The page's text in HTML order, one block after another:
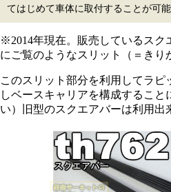
てはじめて車体に取付することが可能
※2014年現在。販売しているスク
にご覧のようなスリット（＝きり
このスリット部分を利用してラピ
しベースキャリアを構成すること
い）旧型のスクエアバーは利用出